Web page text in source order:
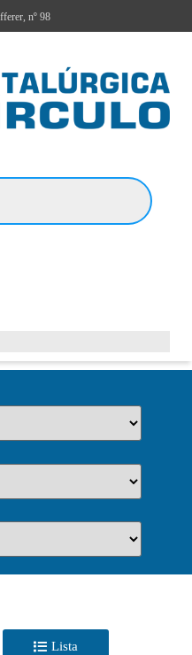
nº 98
Lista